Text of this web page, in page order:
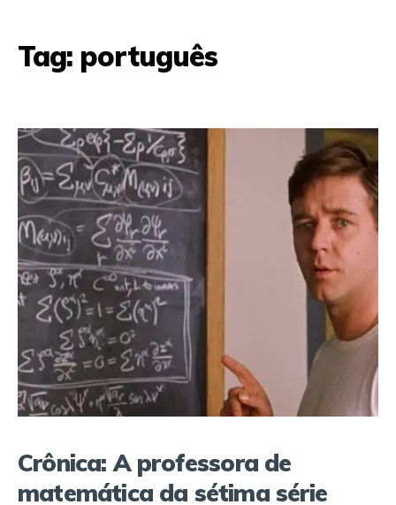
Tag: português
Crônica: A professora de
matemática da sétima série